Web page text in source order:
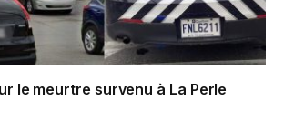
le meurtre survenu à La Perle